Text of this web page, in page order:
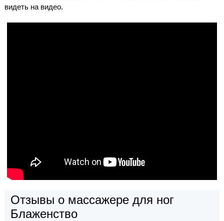
видеть на видео.
Отзывы о массажере для ног
Блаженство